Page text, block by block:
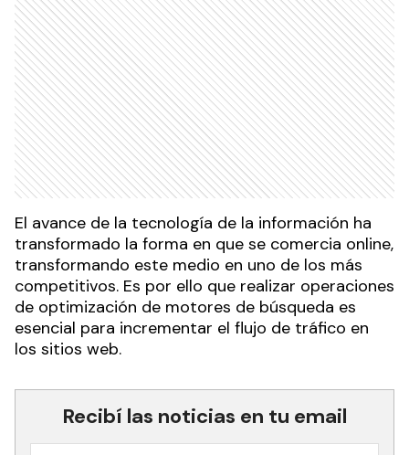
El avance de la tecnología de la información ha
transformado la forma en que se comercia online,
transformando este medio en uno de los más
competitivos. Es por ello que realizar operaciones
de optimización de motores de búsqueda es
esencial para incrementar el flujo de tráfico en
los sitios web.
Recibí las noticias en tu email